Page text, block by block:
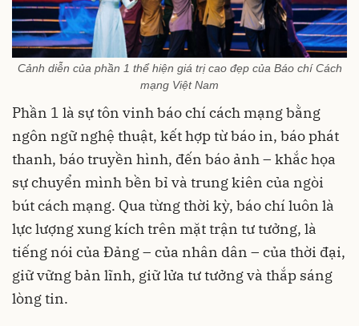
Cảnh diễn của phần 1 thể hiện giá trị cao đẹp của Báo chí Cách
mạng Việt Nam
Phần 1 là sự tôn vinh báo chí cách mạng bằng
ngôn ngữ nghệ thuật, kết hợp từ báo in, báo phát
thanh, báo truyền hình, đến báo ảnh – khắc họa
sự chuyển mình bền bỉ và trung kiên của ngòi
bút cách mạng. Qua từng thời kỳ, báo chí luôn là
lực lượng xung kích trên mặt trận tư tưởng, là
tiếng nói của Đảng – của nhân dân – của thời đại,
giữ vững bản lĩnh, giữ lửa tư tưởng và thắp sáng
lòng tin.